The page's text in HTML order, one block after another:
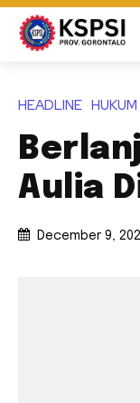
HEADLINE
Aulia
December 9,